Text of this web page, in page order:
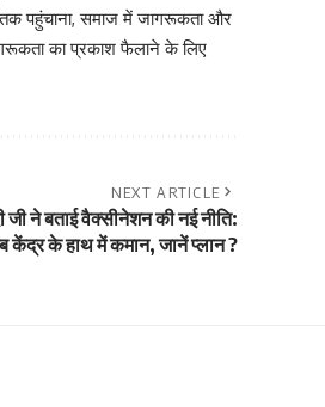
पहुंचाना, समाज में जागरूकता और
का प्रकाश फैलाने के लिए
NEXT ARTICLE
जी ने बताई वैक्सीनेशन की नई नीति:
केंद्र के हाथ में कमान, जानें प्लान ?